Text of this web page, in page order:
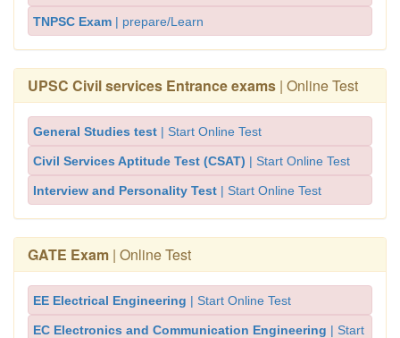
TNPSC Exam | prepare/Learn
UPSC Civil services Entrance exams | Online Test
General Studies test | Start Online Test
Civil Services Aptitude Test (CSAT) | Start Online Test
Interview and Personality Test | Start Online Test
GATE Exam | Online Test
EE Electrical Engineering | Start Online Test
EC Electronics and Communication Engineering | Start